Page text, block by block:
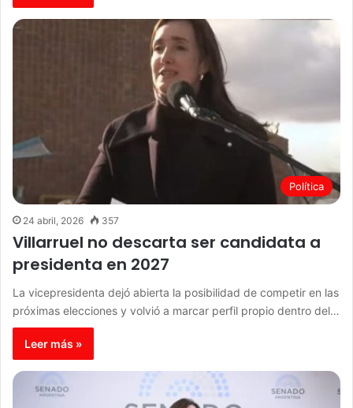
Política
24 abril, 2026 357
Villarruel no descarta ser candidata a
presidenta en 2027
La vicepresidenta dejó abierta la posibilidad de competir en las
próximas elecciones y volvió a marcar perfil propio dentro del…
Leer más »